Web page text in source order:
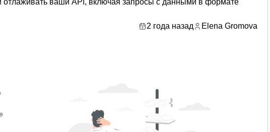
отлаживать ваши API, включая запросы с данными в формате
2 года назад
Elena Gromova